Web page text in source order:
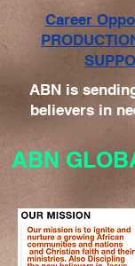
ABN is
believers in
Career
ABN